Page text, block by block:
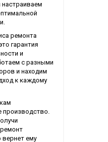
ремонта
гарантия
и
с разными
и находим
к каждому
производство.
вернет ему